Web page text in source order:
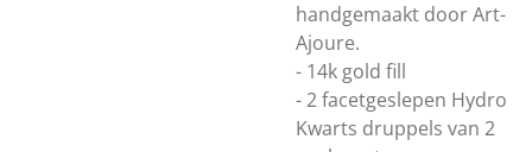
handgemaakt door Art-
Ajoure.
- 14k gold fill
- 2 facetgeslepen Hydro
Kwarts druppels van 2